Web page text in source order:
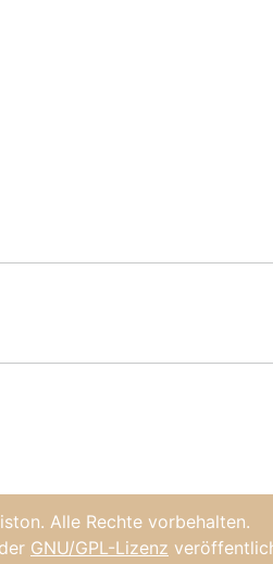
Alle Rechte vorbehalten.
GNU/GPL-Lizenz